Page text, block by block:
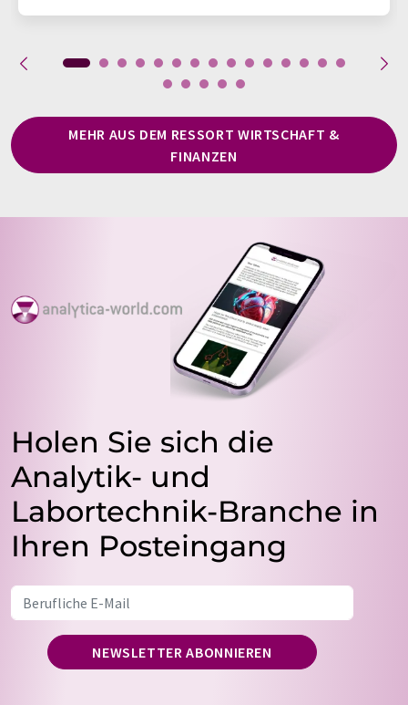
MEHR AUS DEM RESSORT WIRTSCHAFT &
FINANZEN
Holen Sie sich die
Analytik- und
Labortechnik-Branche in
Ihren Posteingang
NEWSLETTER ABONNIEREN